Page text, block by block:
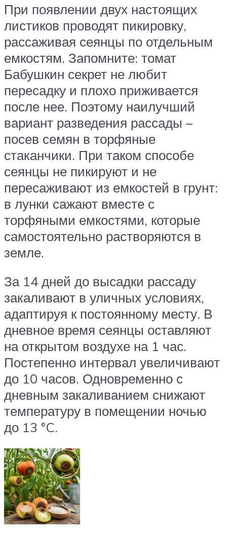
При появлении двух настоящих
листиков проводят пикировку,
рассаживая сеянцы по отдельным
емкостям. Запомните: томат
Бабушкин секрет не любит
пересадку и плохо приживается
после нее. Поэтому наилучший
вариант разведения рассады –
посев семян в торфяные
стаканчики. При таком способе
сеянцы не пикируют и не
пересаживают из емкостей в грунт:
в лунки сажают вместе с
торфяными емкостями, которые
самостоятельно растворяются в
земле.
За 14 дней до высадки рассаду
закаливают в уличных условиях,
адаптируя к постоянному месту. В
дневное время сеянцы оставляют
на открытом воздухе на 1 час.
Постепенно интервал увеличивают
до 10 часов. Одновременно с
дневным закаливанием снижают
температуру в помещении ночью
до 13 °C.